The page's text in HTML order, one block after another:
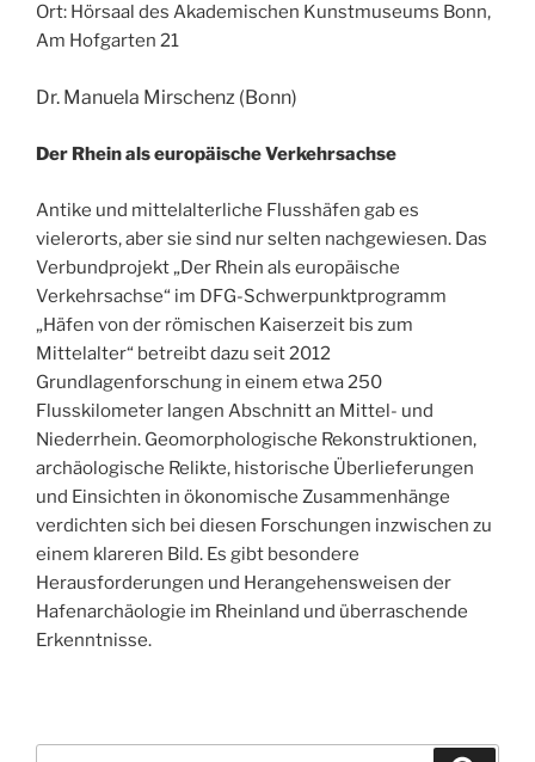
Ort: Hörsaal des Akademischen Kunstmuseums Bonn,
Am Hofgarten 21
Dr. Manuela Mirschenz (Bonn)
Der Rhein als europäische Verkehrsachse
Antike und mittelalterliche Flusshäfen gab es
vielerorts, aber sie sind nur selten nachgewiesen. Das
Verbundprojekt „Der Rhein als europäische
Verkehrsachse“ im DFG-Schwerpunktprogramm
„Häfen von der römischen Kaiserzeit bis zum
Mittelalter“ betreibt dazu seit 2012
Grundlagenforschung in einem etwa 250
Flusskilometer langen Abschnitt an Mittel- und
Niederrhein. Geomorphologische Rekonstruktionen,
archäologische Relikte, historische Überlieferungen
und Einsichten in ökonomische Zusammenhänge
verdichten sich bei diesen Forschungen inzwischen zu
einem klareren Bild. Es gibt besondere
Herausforderungen und Herangehensweisen der
Hafenarchäologie im Rheinland und überraschende
Erkenntnisse.